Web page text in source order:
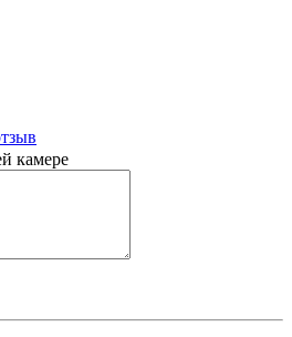
камере